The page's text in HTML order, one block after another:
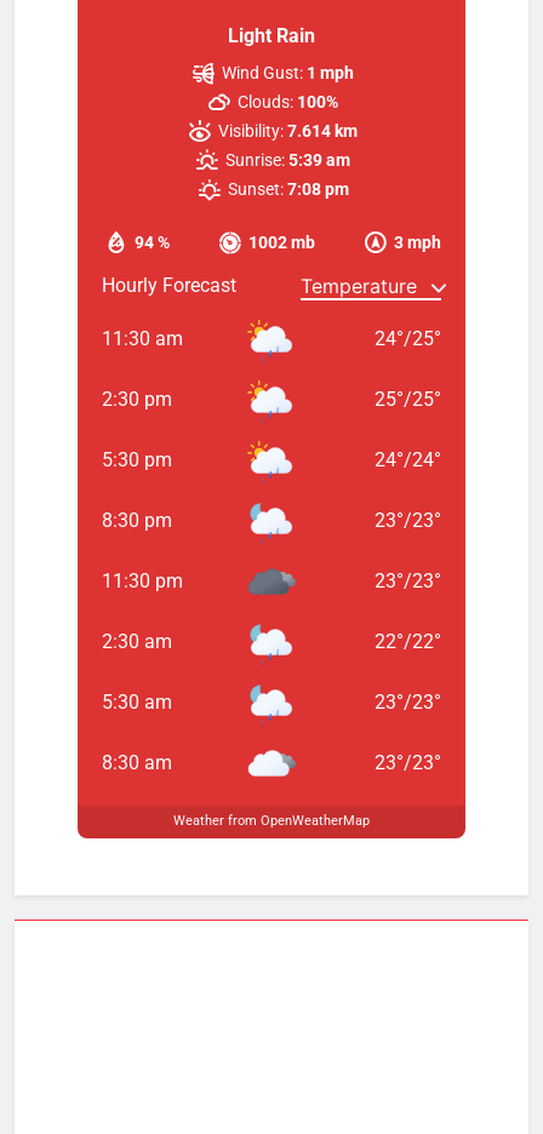
Light Rain
94 % 1002 mb 3 mph
Wind Gust: 1 mph
Clouds: 100%
Visibility:7.614 km
Sunrise:5:39 am
Sunset: 7:08 pm
Hourly Forecast
11:30 am 24°/25°
2:30 pm 25°/25°
5:30 pm 24°/24°
8:30 pm 23°/23°
11:30 pm 23°/23°
2:30 am 22°/22°
5:30 am 23°/23°
8:30 am 23°/23°
Weather from OpenWeatherMap